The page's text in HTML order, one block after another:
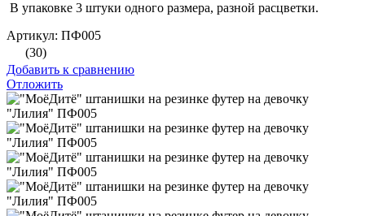
В упаковке 3 штуки одного размера, разной расцветки.
Артикул: ПФ005
(30)
Добавить к сравнению
Отложить